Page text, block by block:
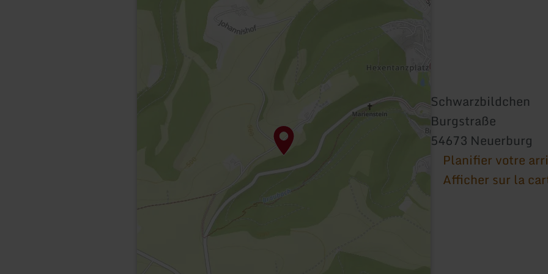
Schwarzbildchen
Burgstraße
54673 Neuerburg
Planifier votre
Afficher sur la